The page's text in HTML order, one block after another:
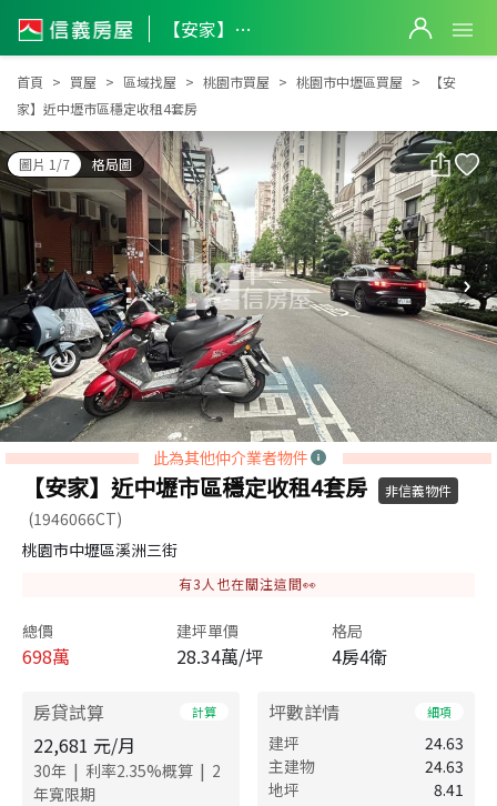
【安家】近中壢市區穩定收租4套房
【安家】近中壢市區穩定收租4套房
首頁 買屋 區域找屋 桃園市買屋 桃園市中壢區買屋
【安
家】近中壢市區穩定收租4套房
圖片 1/7 格局圖
此為其他仲介業者物件
【安家】近中壢市區穩定收租4套房 非信義物件
(1946066CT)
桃園市中壢區溪洲三街
有3 人也在關注這間👀
總價
698萬
建坪單價
28.34萬/坪
格局
4房4衛
房貸試算 計算
22,681 元/月
30年 | 利率2.35%概算 | 2
年寬限期
坪數詳情 細項
建坪
24.63
主建物
24.63
地坪
8.41